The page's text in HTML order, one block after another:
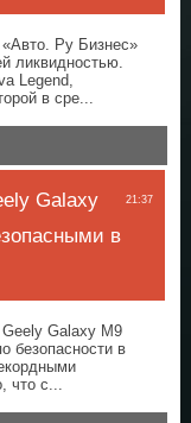
Ру Бизнес»
ликвидностью.
Legend,
в сре...
21:37
Galaxy
в
Galaxy M9
безопасности в
что с...